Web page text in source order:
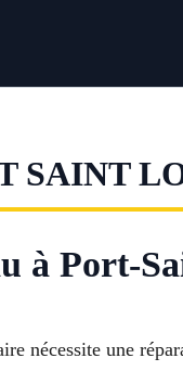
SAINT
à Port-
nécessite une